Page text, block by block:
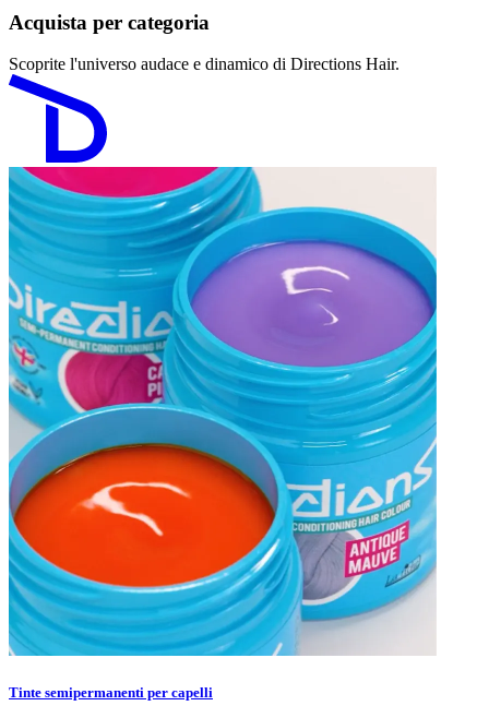
Acquista per categoria
Scoprite l'universo audace e dinamico di Directions Hair.
Tinte semipermanenti per capelli